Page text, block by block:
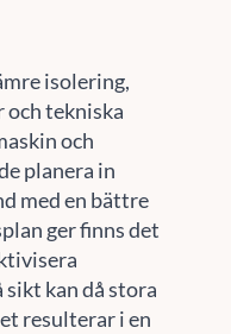
isolering,
tekniska
och
planera in
med en bättre
ger finns det
kan då stora
resulterar i en